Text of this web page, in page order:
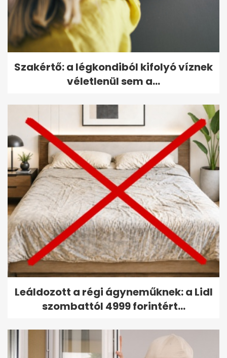
Szakértő: a légkondiból kifolyó víznek
véletlenül sem a...
Leáldozott a régi ágyneműknek: a Lidl
szombattól 4999 forintért...